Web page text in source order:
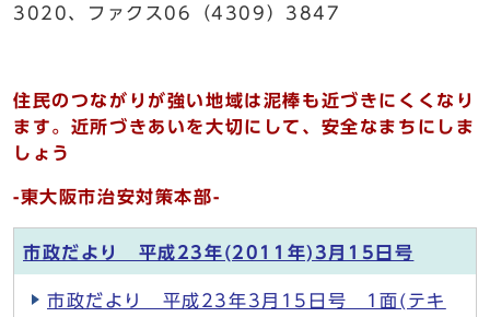
3020、ファクス06（4309）3847
住民のつながりが強い地域は泥棒も近づきにくくなり
ます。近所づきあいを大切にして、安全なまちにしま
しょう
-東大阪市治安対策本部-
市政だより 平成23年(2011年)3月15日号
市政だより 平成23年3月15日号 1面(テキ